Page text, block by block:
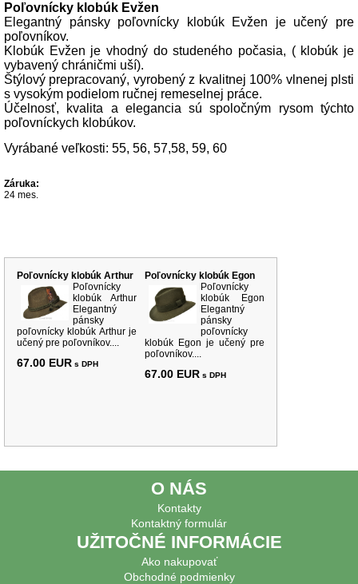
Poľovnícky klobúk Evžen
Elegantný pánsky poľovnícky klobúk Evžen je učený pre
poľovníkov.
Klobúk Evžen je vhodný do studeného počasia, ( klobúk je
vybavený chráničmi uší).
Štýlový prepracovaný, vyrobený z kvalitnej 100% vlnenej plsti
s vysokým podielom ručnej remeselnej práce.
Účelnosť, kvalita a elegancia sú spoločným rysom týchto
poľovníckych klobúkov.
Vyrábané veľkosti: 55, 56, 57,58, 59, 60
Záruka:
24 mes.
Poľovnícky klobúk Arthur
Poľovnícky
klobúk Arthur
Elegantný
pánsky
poľovnícky klobúk Arthur je
učený pre poľovníkov....
67.00 EUR s DPH
Poľovnícky klobúk Egon
Poľovnícky
klobúk Egon
Elegantný
pánsky
poľovnícky
klobúk Egon je učený pre
poľovníkov....
67.00 EUR s DPH
O NÁS
Kontakty
Kontaktný formulár
UŽITOČNÉ INFORMÁCIE
Ako nakupovať
Obchodné podmienky